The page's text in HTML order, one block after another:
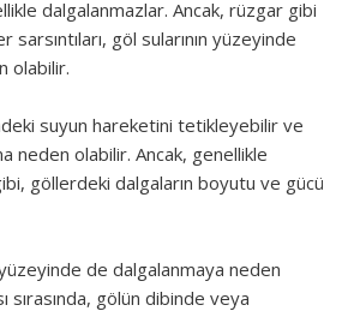
dalgalanmazlar. Ancak, rüzgar gibi
göl sularının yüzeyinde
olabilir.
suyun hareketini tetikleyebilir ve
neden olabilir. Ancak, genellikle
göllerdeki dalgaların boyutu ve gücü
de dalgalanmaya neden
sırasında, gölün dibinde veya